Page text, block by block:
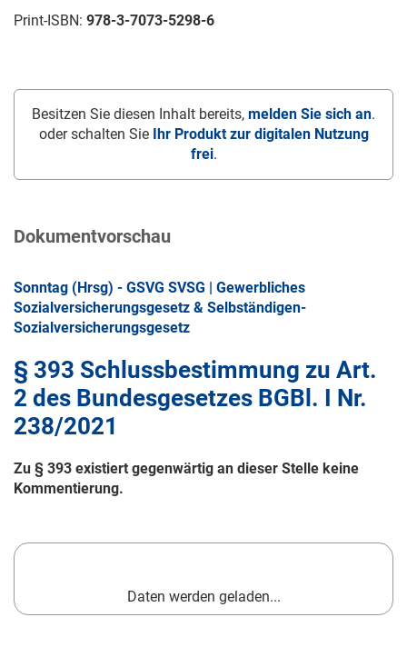
Print-ISBN: 978-3-7073-5298-6
Besitzen Sie diesen Inhalt bereits, melden Sie sich an.
oder schalten Sie
Ihr Produkt zur digitalen Nutzung
frei.
Dokumentvorschau
Sonntag (Hrsg) - GSVG SVSG | Gewerbliches
Sozialversicherungsgesetz & Selbständigen-
Sozialversicherungsgesetz
§ 393 Schlussbestimmung zu Art.
2 des Bundesgesetzes BGBl. I Nr.
238/2021
Zu § 393 existiert gegenwärtig an dieser Stelle keine
Kommentierung.
Daten werden geladen...